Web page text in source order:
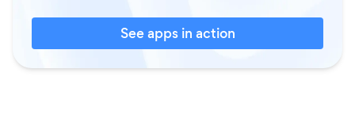
See apps in action